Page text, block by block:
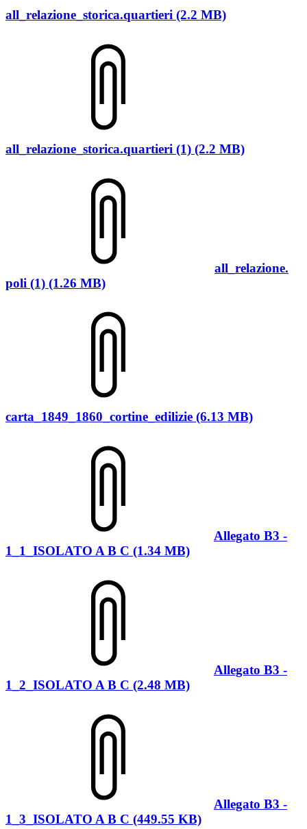
all_relazione_storica.quartieri (2.2 MB)
all_relazione_storica.quartieri (1) (2.2 MB)
all_relazione.
poli (1) (1.26 MB)
carta_1849_1860_cortine_edilizie (6.13 MB)
Allegato B3 -
1_1_ISOLATO A B C (1.34 MB)
Allegato B3 -
1_2_ISOLATO A B C (2.48 MB)
Allegato B3 -
1_3_ISOLATO A B C (449.55 KB)